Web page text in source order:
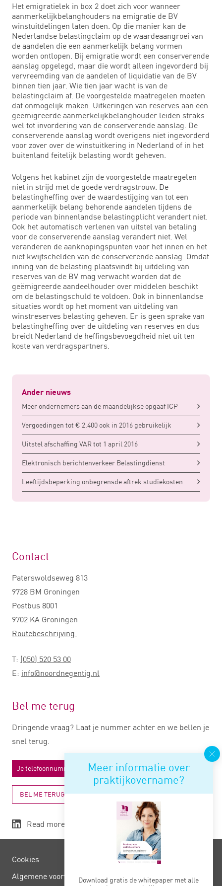
Het emigratielek in box 2 doet zich voor wanneer
aanmerkelijkbelanghouders na emigratie de BV
winstuitdelingen laten doen. Op die manier kan de
Nederlandse belastingclaim op de waardeaangroei van
de aandelen die een aanmerkelijk belang vormen
worden ontlopen. Bij emigratie wordt een conserverende
aanslag opgelegd, maar die wordt alleen ingevorderd bij
vervreemding van de aandelen of liquidatie van de BV
binnen tien jaar. Wie tien jaar wacht is van de
belastingclaim af. De voorgestelde maatregelen moeten
dat onmogelijk maken. Uitkeringen van reserves aan een
geëmigreerde aanmerkelijkbelanghouder leiden straks
wel tot invordering van de conserverende aanslag. De
conserverende aanslag wordt overigens niet ingevorderd
voor zover over de winstuitkering in Nederland of in het
buitenland feitelijk belasting wordt geheven.
Volgens het kabinet zijn de voorgestelde maatregelen
niet in strijd met de goede verdragstrouw. De
belastingheffing over de waardestijging van tot een
aanmerkelijk belang behorende aandelen tijdens de
periode van binnenlandse belastingplicht verandert niet.
Ook het automatisch verlenen van uitstel van betaling
voor de conserverende aanslag verandert niet. Wel
veranderen de aanknopingspunten voor het innen en het
niet kwijtschelden van de conserverende aanslag. Omdat
inning van de belasting plaatsvindt bij uitdeling van
reserves van de BV mag verwacht worden dat de
geëmigreerde aandeelhouder over middelen beschikt
om de belastingschuld te voldoen. Ook in binnenlandse
situaties wordt op het moment van uitdeling van
winstreserves belasting geheven. Er is geen sprake van
belastingheffing over de uitdeling van reserves en dus
breidt Nederland de heffingsbevoegdheid niet uit ten
koste van verdragspartners.
Ander nieuws
Meer ondernemers aan de maandelijkse opgaaf ICP
Vergoedingen tot € 2.400 ook in 2016 gebruikelijk
Uitstel afschaffing VAR tot 1 april 2016
Elektronisch berichtenverkeer Belastingdienst
Leeftijdsbeperking onbegrensde aftrek studiekosten
Meer informatie over
praktijkovername?
Download gratis de whitepaper met alle
Contact
Paterswoldseweg 813
9728 BM Groningen
Postbus 8001
9702 KA Groningen
Routebeschrijving
T: (050) 520 53 00
E: info@noordnegentig.nl
Bel me terug
Dringende vraag? Laat je nummer achter en we bellen je
snel terug.
BEL ME TERUG
Read more
Cookies
Algemene voorwaarden